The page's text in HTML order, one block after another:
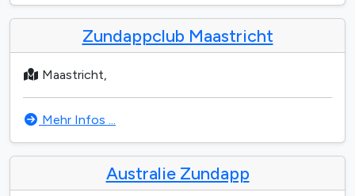
Zundappclub Maastricht
Maastricht,
Mehr Infos ...
Australie Zundapp